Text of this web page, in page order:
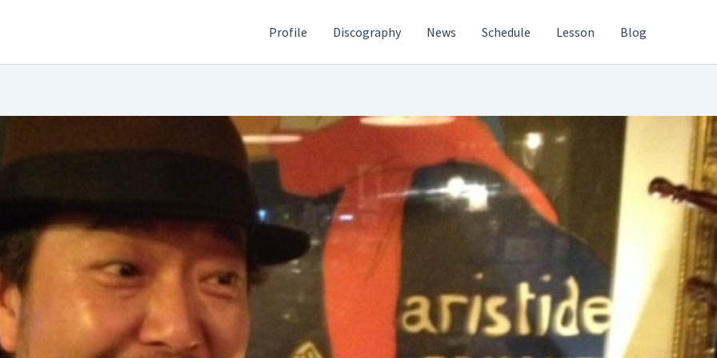
Profile Discography News Schedule Lesson Blog